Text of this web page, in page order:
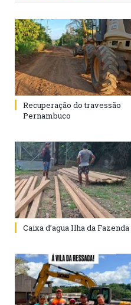
Recuperação do travessão
Pernambuco
Caixa d’agua Ilha da Fazenda